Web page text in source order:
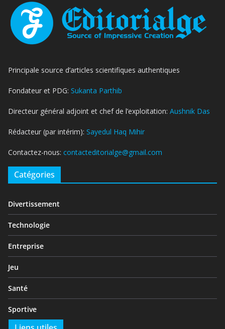
Principale source d’articles scientifiques authentiques
Fondateur et PDG: Sukanta Parthib
Directeur général adjoint et chef de l’exploitation: Aushnik Das
Rédacteur (par intérim): Sayedul Haq Mihir
Contactez-nous: contacteditorialge@gmail.com
Catégories
Divertissement
Technologie
Entreprise
Jeu
Santé
Sportive